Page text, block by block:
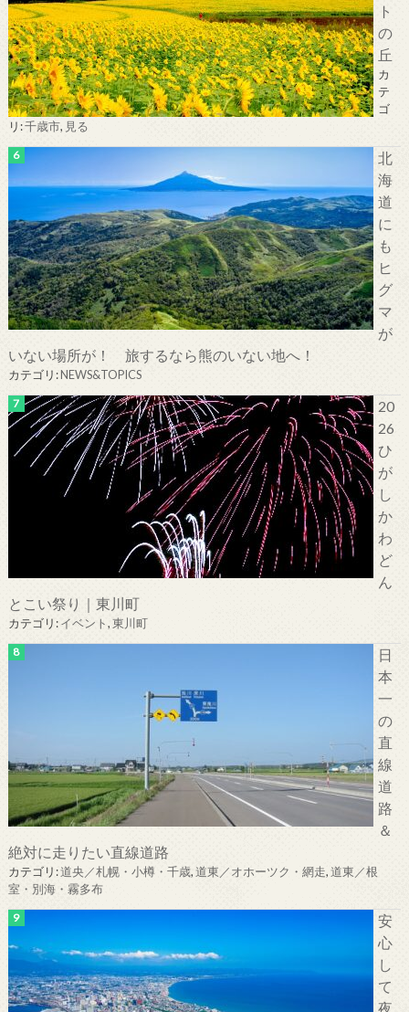
ト
の
丘
カ
テ
ゴ
リ:千歳市, 見る
北
海
道
に
も
ヒ
グ
マ
が
いない場所が！ 旅するなら熊のいない地へ！
カテゴリ:NEWS&TOPICS
20
26
ひ
が
し
か
わ
ど
ん
とこい祭り｜東川町
カテゴリ:イベント,東川町
日
本
一
の
直
線
道
路
＆
絶対に走りたい直線道路
カテゴリ:道央／札幌・小樽・千歳,道東／オホーツク・網走,道東／根
室・別海・霧多布
安
心
し
て
夜